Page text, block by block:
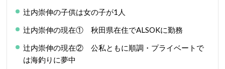
辻内崇伸の子供は女の子が1人
辻内崇伸の現在① 秋田県在住でALSOKに勤務
辻内崇伸の現在② 公私ともに順調・プライベートで
は海釣りに夢中